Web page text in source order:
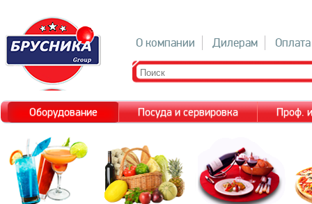
О компании Дилерам Оплата
Оборудование Посуда и сервировка Проф.